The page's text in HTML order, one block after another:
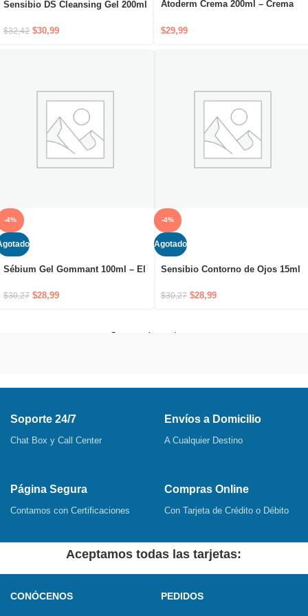
Sensibio DS Cleansing Gel 200ml
antienrojeces y antiescamas
$32,42 $30,99
Atoderm Crema 200ml – Crema
nutritivo y protector
$29,99
-4%
Agotado
Sensibio Contorno de Ojos 15ml
hidratante para el contorno de
$30,27 $28,99
-4%
Sébium Gel Gommant 100ml – El
$30,27 $28,99
Cargar más productos
Soporte 24/7
Chat Box y Call Center
Envíos a Domicilio
A Cualquier Destino
Página Segura
Contamos con Certificaciones
Compras Online
Con Tarjeta de Crédito o Débito
Aceptamos todas las tarjetas:
CONÓCENOS PEDIDOS